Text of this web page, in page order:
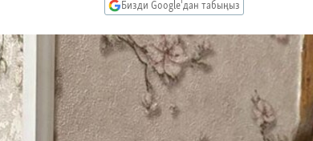
Бизди Google'дан табыңыз